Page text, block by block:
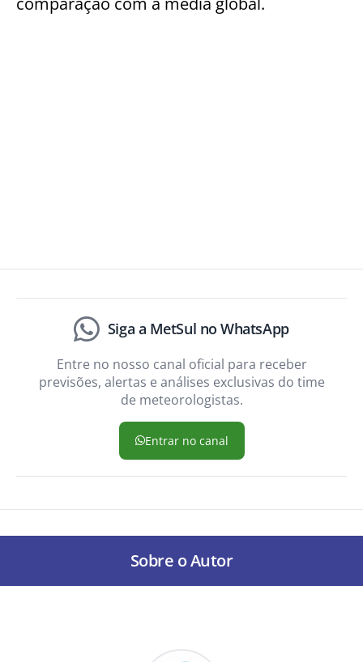
Siga a MetSul no WhatsApp
Entre no nosso canal oficial para receber
previsões, alertas e análises exclusivas do time
de meteorologistas.
Entrar no canal
Sobre o Autor